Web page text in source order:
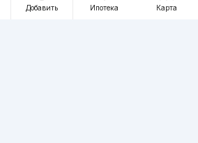
Добавить Ипотека Карта